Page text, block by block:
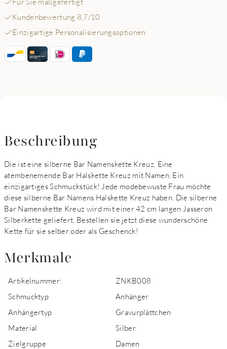
Kundenbewertung 8,7/10
Einzigartige Personalisierungsoptionen
Beschreibung
Die ist eine silberne Bar Namenskette Kreuz. Eine
atembenemende Bar Halskette Kreuz mit Namen. Ein
einzigartiges Schmuckstück! Jede modebewuste Frau möchte
diese silberne Bar Namens Halskette Kreuz haben. Die silberne
Bar Namenskette Kreuz wird mit einer 42 cm langen Jasseron
Silberkette geliefert. Bestellen sie jetzt diese wunderschöne
Kette für sie selber oder als Geschenck!
Merkmale
Artikelnummer:
ZNKB008
Schmucktyp
Anhänger
Anhängertyp
Gravurplättchen
Material
Silber
Zielgruppe
Damen